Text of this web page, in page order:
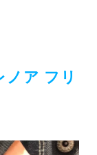
ノア フリ